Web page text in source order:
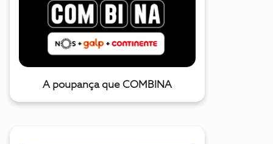
A poupança que COMBINA